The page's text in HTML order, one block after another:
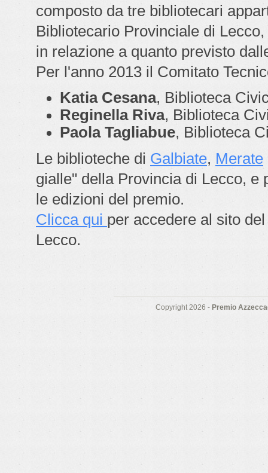
composto da tre bibliotecari
Bibliotecario Provinciale di
in relazione a quanto previsto
Per l'anno 2013 il Comitato
Katia Cesana, Biblioteca
Reginella Riva, Biblioteca
Paola Tagliabue, Biblioteca
Le biblioteche di Galbiate, Merate
gialle" della Provincia di Lecco, e
le edizioni del premio.
Clicca qui per accedere al sito
Lecco.
Copyright 2026 - Premio